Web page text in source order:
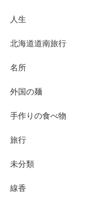
人生
北海道道南旅行
名所
外国の麺
手作りの食べ物
旅行
未分類
線香